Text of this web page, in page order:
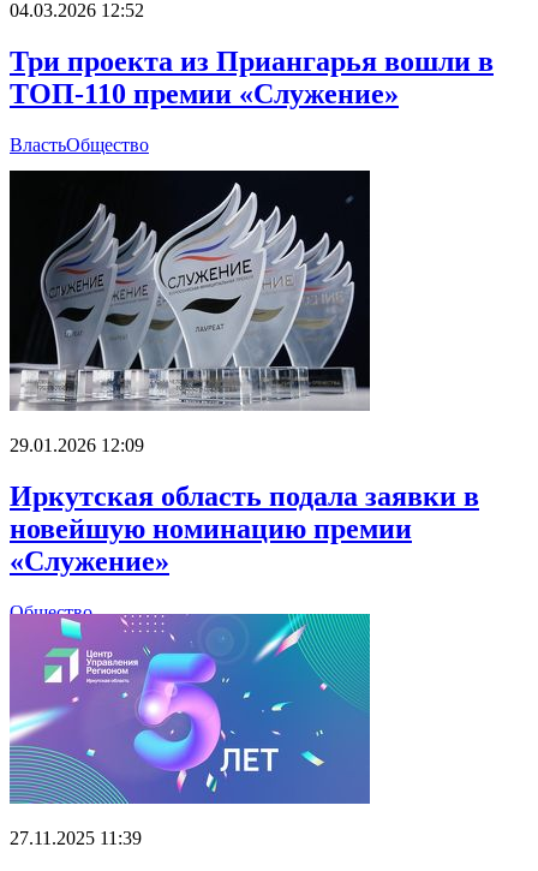
04.03.2026 12:52
Три проекта из Приангарья вошли в
ТОП-110 премии «Служение»
ВластьОбщество
29.01.2026 12:09
Иркутская область подала заявки в
новейшую номинацию премии
«Служение»
Общество
27.11.2025 11:39